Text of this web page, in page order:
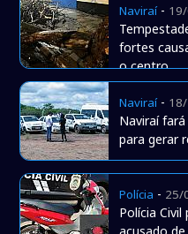
Naviraí-
fortes
o centro
Naviraí-
Naviraí
para gerar
Polícia - 25/
Polícia